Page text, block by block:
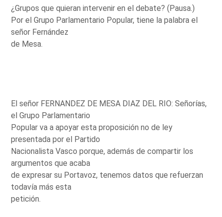
¿Grupos que quieran intervenir en el debate? (Pausa.)
Por el Grupo Parlamentario Popular, tiene la palabra el
señor Fernández
de Mesa.
El señor FERNANDEZ DE MESA DIAZ DEL RIO: Señorías,
el Grupo Parlamentario
Popular va a apoyar esta proposición no de ley
presentada por el Partido
Nacionalista Vasco porque, además de compartir los
argumentos que acaba
de expresar su Portavoz, tenemos datos que refuerzan
todavía más esta
petición.